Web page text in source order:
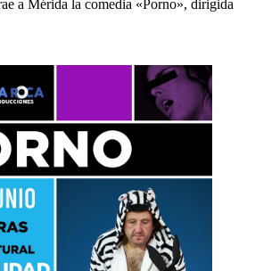
a Mérida la comedia «Porno», dirigida